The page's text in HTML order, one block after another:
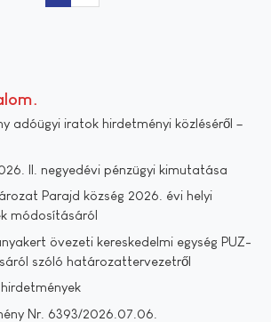
adóügyi iratok hirdetményi közléséről –
II. negyedévi pénzügyi kimutatása
Parajd község 2026. évi helyi
módosításáról
övezeti kereskedelmi egység PUZ-
szóló határozattervezetről
Nr. 6393/2026.07.06.